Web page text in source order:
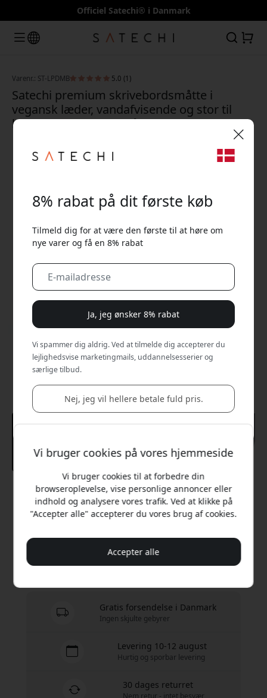
Officiel Satechi® i Danmark
Varenr.: ST-LPDMB 5.0 (1)
Satechi premium skrivebordsmåtte i
vegansk læder, vandafvisende og stor til
kontor og gaming - Blå farve
Anbefalet pris
379 DKK
Gratis forsendelse i Danmark
Ingen skjulte gebyrer
Levering 10-12 august
Hurtig og sporbar levering
30 dages returret
Nem retur - intet besvær
Vi bruger cookies på vores hjemmeside
Vi bruger cookies til at forbedre din
browseroplevelse, vise personlige annoncer eller
indhold og analysere vores trafik. Ved at klikke på
"Accepter alle" accepterer du vores brug af cookies.
Accepter alle
8% rabat på dit første køb
Tilmeld dig for at være den første til at høre om
nye varer og få en 8% rabat
Ja, jeg ønsker 8% rabat
Vi spammer dig aldrig. Ved at tilmelde dig accepterer du
lejlighedsvise marketingmails, uddannelsesserier og
særlige tilbud.
Nej, jeg vil hellere betale fuld pris.
🎉 Din rabatkode: